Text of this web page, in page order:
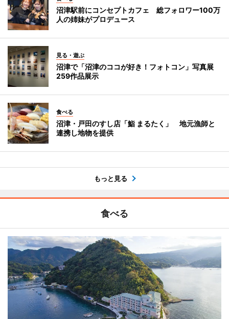
沼津駅前にコンセプトカフェ 総フォロワー100万
人の姉妹がプロデュース
見る・遊ぶ
沼津で「沼津のココが好き！フォトコン」写真展
259作品展示
食べる
沼津・戸田のすし店「鮨 まるたく」 地元漁師と
連携し地物を提供
もっと見る
食べる